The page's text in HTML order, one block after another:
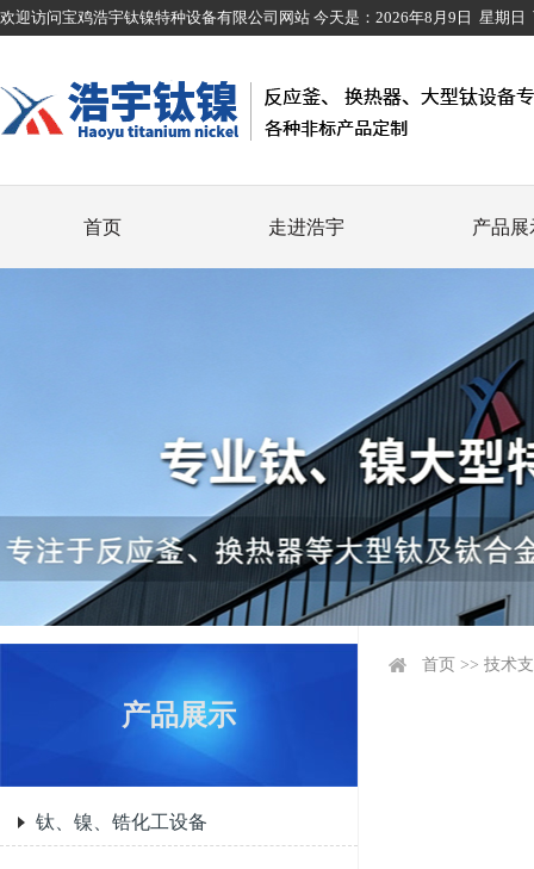
欢迎访问宝鸡浩宇钛镍特种设备有限公司网站 今天是： 2026年8月9日 星期日
首页 走进浩宇 产品展
产品展示
钛、镍、锆化工设备
首页 >> 技术